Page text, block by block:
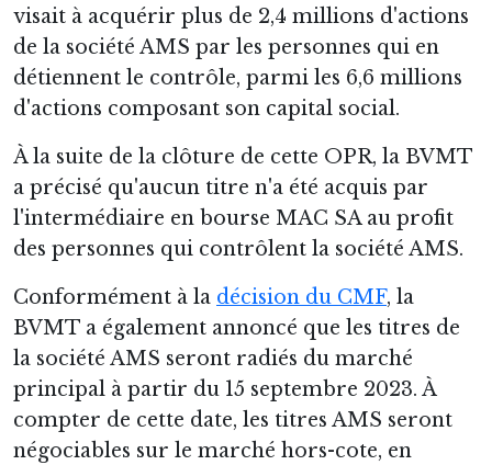
visait à acquérir plus de 2,4 millions d'actions
de la société AMS par les personnes qui en
détiennent le contrôle, parmi les 6,6 millions
d'actions composant son capital social.
À la suite de la clôture de cette OPR, la BVMT
a précisé qu'aucun titre n'a été acquis par
l'intermédiaire en bourse MAC SA au profit
des personnes qui contrôlent la société AMS.
Conformément à la décision du CMF, la
BVMT a également annoncé que les titres de
la société AMS seront radiés du marché
principal à partir du 15 septembre 2023. À
compter de cette date, les titres AMS seront
négociables sur le marché hors-cote, en